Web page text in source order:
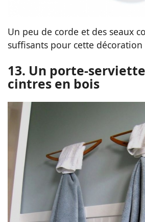
Un peu de corde et des seaux
suffisants pour cette
13. Un porte-
cintres en bois